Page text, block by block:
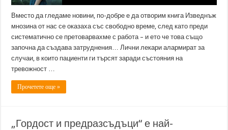
Вместо да гледаме новини, по-добре е да отворим книга Изведнъж
мнозина от нас се оказаха със свободно време, след като преди
систематично се претоварвахме с работа – и ето че това също
започна да създава затруднения… Лични лекари алармират за
случаи, в които пациенти ги търсят заради състояния на
тревожност …
Прочетете още »
„Гордост и предразсъдъци“ е най-